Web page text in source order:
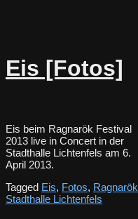
Eis [Fotos]
Eis beim Ragnarök Festival
2013 live in Concert in der
Stadthalle Lichtenfels am 6.
April 2013.
Tagged Eis, Fotos, Ragnarök
Stadthalle Lichtenfels